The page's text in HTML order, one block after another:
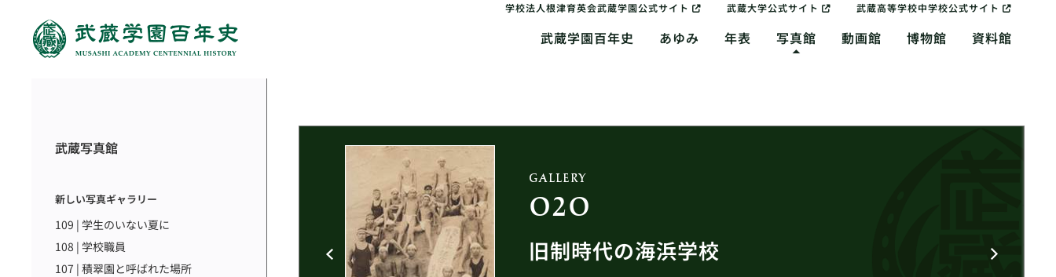
学校法人根津育英会武蔵学園公式サイト 武蔵大学公式サイト 武蔵高等学校中学校公式サイト
武蔵学園百年史 あゆみ 年表 写真館 動画館 博物館 資料館
武蔵写真館
新しい写真ギャラリー
109 | 学生のいない夏に
108 | 学校職員
107 | 積翠園と呼ばれた場所
GALLERY
020
旧制時代の海浜学校